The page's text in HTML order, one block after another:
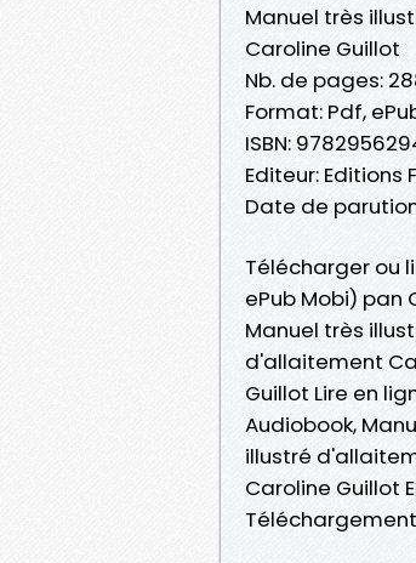
Manuel très
Caroline Guillot
Nb. de pages:
Format: Pdf,
ISBN:
Editeur: Editions
Date de
Télécharger ou
ePub Mobi) pan
Manuel très
d'allaitement
Guillot Lire en
Audiobook,
illustré
Caroline Guillot